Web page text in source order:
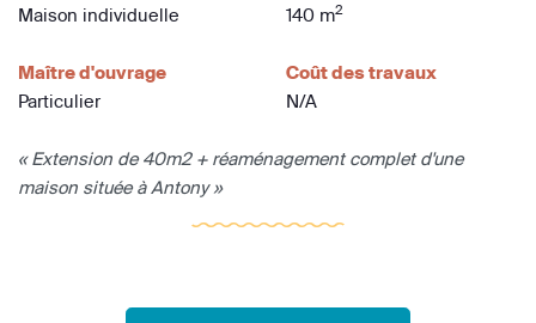
Maison individuelle
140 m2
Maître d'ouvrage
Particulier
Coût des travaux
N/A
« Extension de 40m2 + réaménagement complet d'une
maison située à Antony »